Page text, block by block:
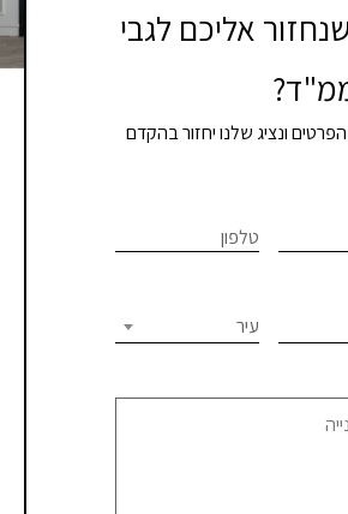
אליכם לגבי
ונציג שלנו יחזור בהקדם
טלפון
עיר